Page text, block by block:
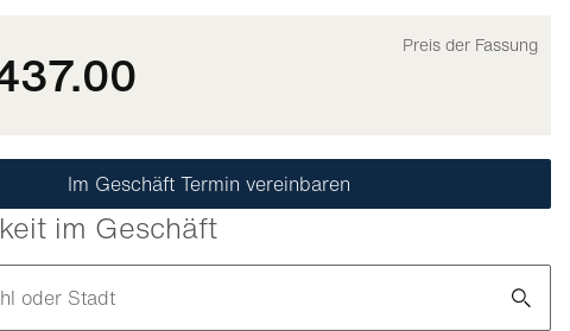
Preis der Fassung
Im Geschäft Termin vereinbaren
im Geschäft
oder Stadt